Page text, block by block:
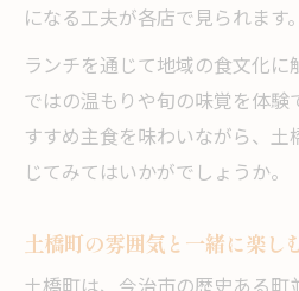
になる工夫が各店で見られます。
ランチを通じて地域の食文化に
ではの温もりや旬の味覚を体験
すすめ主食を味わいながら、
じてみてはいかがでしょうか。
土橋町の雰囲気と一緒に楽し